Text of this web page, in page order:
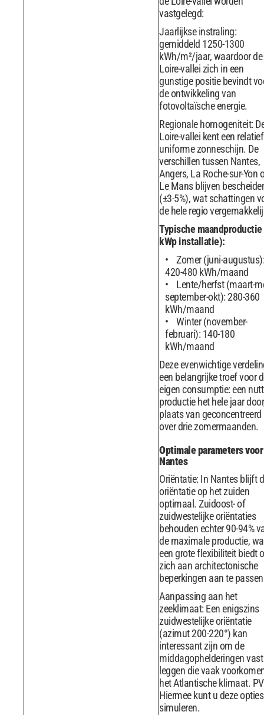
vastgelegd:
Jaarlijkse instraling:
gemiddeld 1250-1300
kWh/m²/jaar, waardoor de
Loire-vallei zich in een
gunstige positie bevindt
de ontwikkeling van
fotovoltaïsche energie.
Regionale homogeniteit:
Loire-vallei kent een relatief
uniforme zonneschijn. De
verschillen tussen Nantes,
Angers, La Roche-sur-Yon
Le Mans blijven
(±3-5%), wat schattingen
de hele regio
Typische maandproductie
kWp installatie):
Zomer (juni-augustus):
420-480 kWh/maand
Lente/herfst (maart-
september-okt): 280-360
kWh/maand
Winter (november-
februari): 140-180
kWh/maand
Deze evenwichtige
een belangrijke troef voor
eigen consumptie: een
productie het hele jaar
plaats van geconcentreerd
over drie zomermaanden.
Optimale parameters voor
Nantes
Oriëntatie: In Nantes blijft
oriëntatie op het zuiden
optimaal. Zuidoost- of
zuidwestelijke oriëntaties
behouden echter 90-94%
de maximale productie,
een grote flexibiliteit biedt
zich aan architectonische
beperkingen aan te
Aanpassing aan het
zeeklimaat: Een enigszins
zuidwestelijke oriëntatie
(azimut 200-220°) kan
interessant zijn om de
middagophelderingen
leggen die vaak
het Atlantische klimaat.
Hiermee kunt u deze opties
simuleren.